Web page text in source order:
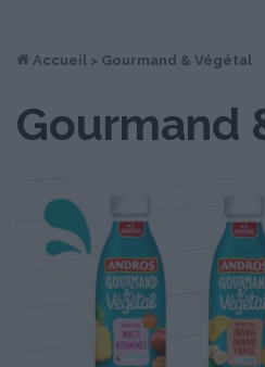
Accueil > Gourmand & Végétal
Gourmand